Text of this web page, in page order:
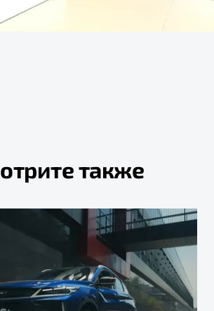
также